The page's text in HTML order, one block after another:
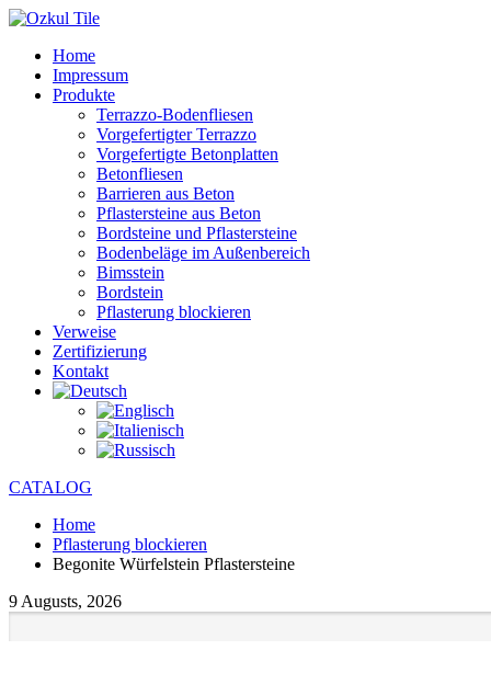
Home
Impressum
Produkte
Terrazzo-Bodenfliesen
Vorgefertigter Terrazzo
Vorgefertigte Betonplatten
Betonfliesen
Barrieren aus Beton
Pflastersteine aus Beton
Bordsteine und Pflastersteine
Bodenbeläge im Außenbereich
Bimsstein
Bordstein
Pflasterung blockieren
Verweise
Zertifizierung
Kontakt
CATALOG
Home
Pflasterung blockieren
Begonite Würfelstein Pflastersteine
9 Augusts, 2026